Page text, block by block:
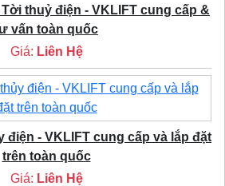
thuỷ điện - VKLIFT cung cấp &
vấn toàn quốc
Giá: Liên Hệ
điện - VKLIFT cung cấp và lắp đặt
trên toàn quốc
Giá: Liên Hệ